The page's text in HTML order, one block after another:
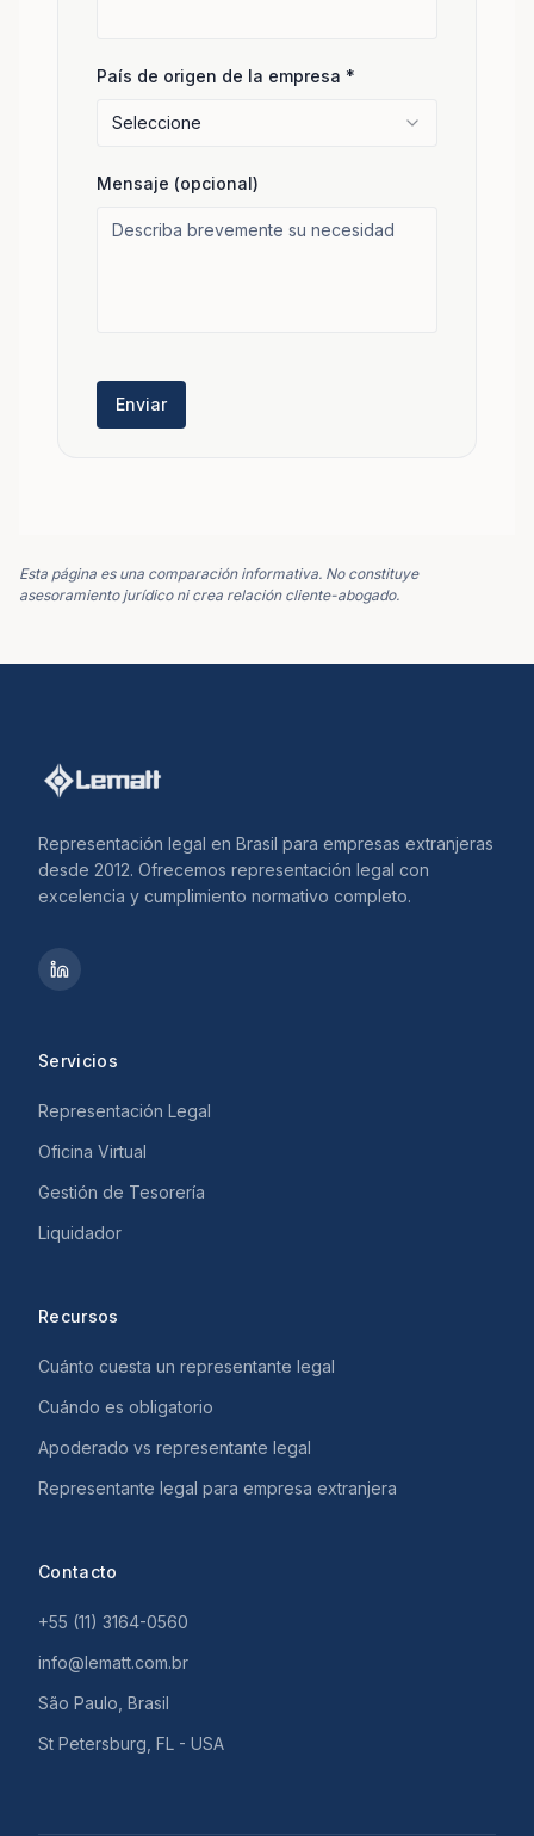
País de origen de la empresa *
Seleccione
Mensaje (opcional)
Enviar
Esta página es una comparación informativa. No constituye
asesoramiento jurídico ni crea relación cliente-abogado.
Representación legal en Brasil para empresas extranjeras
desde 2012. Ofrecemos representación legal con
excelencia y cumplimiento normativo completo.
Servicios
Representación Legal
Oficina Virtual
Gestión de Tesorería
Liquidador
Recursos
Cuánto cuesta un representante legal
Cuándo es obligatorio
Apoderado vs representante legal
Representante legal para empresa extranjera
Contacto
+55 (11) 3164-0560
info@lematt.com.br
São Paulo, Brasil
St Petersburg, FL - USA